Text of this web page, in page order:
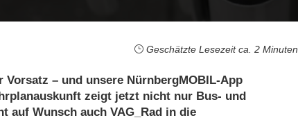
Geschätzte Lesezeit ca. 2 Minuten
– und unsere NürnbergMOBIL-App
zeigt jetzt nicht nur Bus- und
auf Wunsch auch VAG_Rad in die